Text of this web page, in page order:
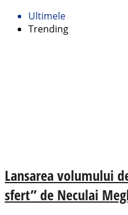
Ultimele
Trending
Lansarea volumului
sfert” de Neculai